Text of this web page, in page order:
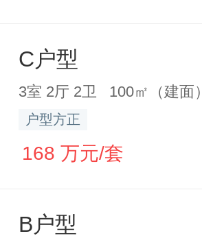
C户型
3室 2厅 2卫 100㎡（建面）
户型方正
168 万元/套
B户型